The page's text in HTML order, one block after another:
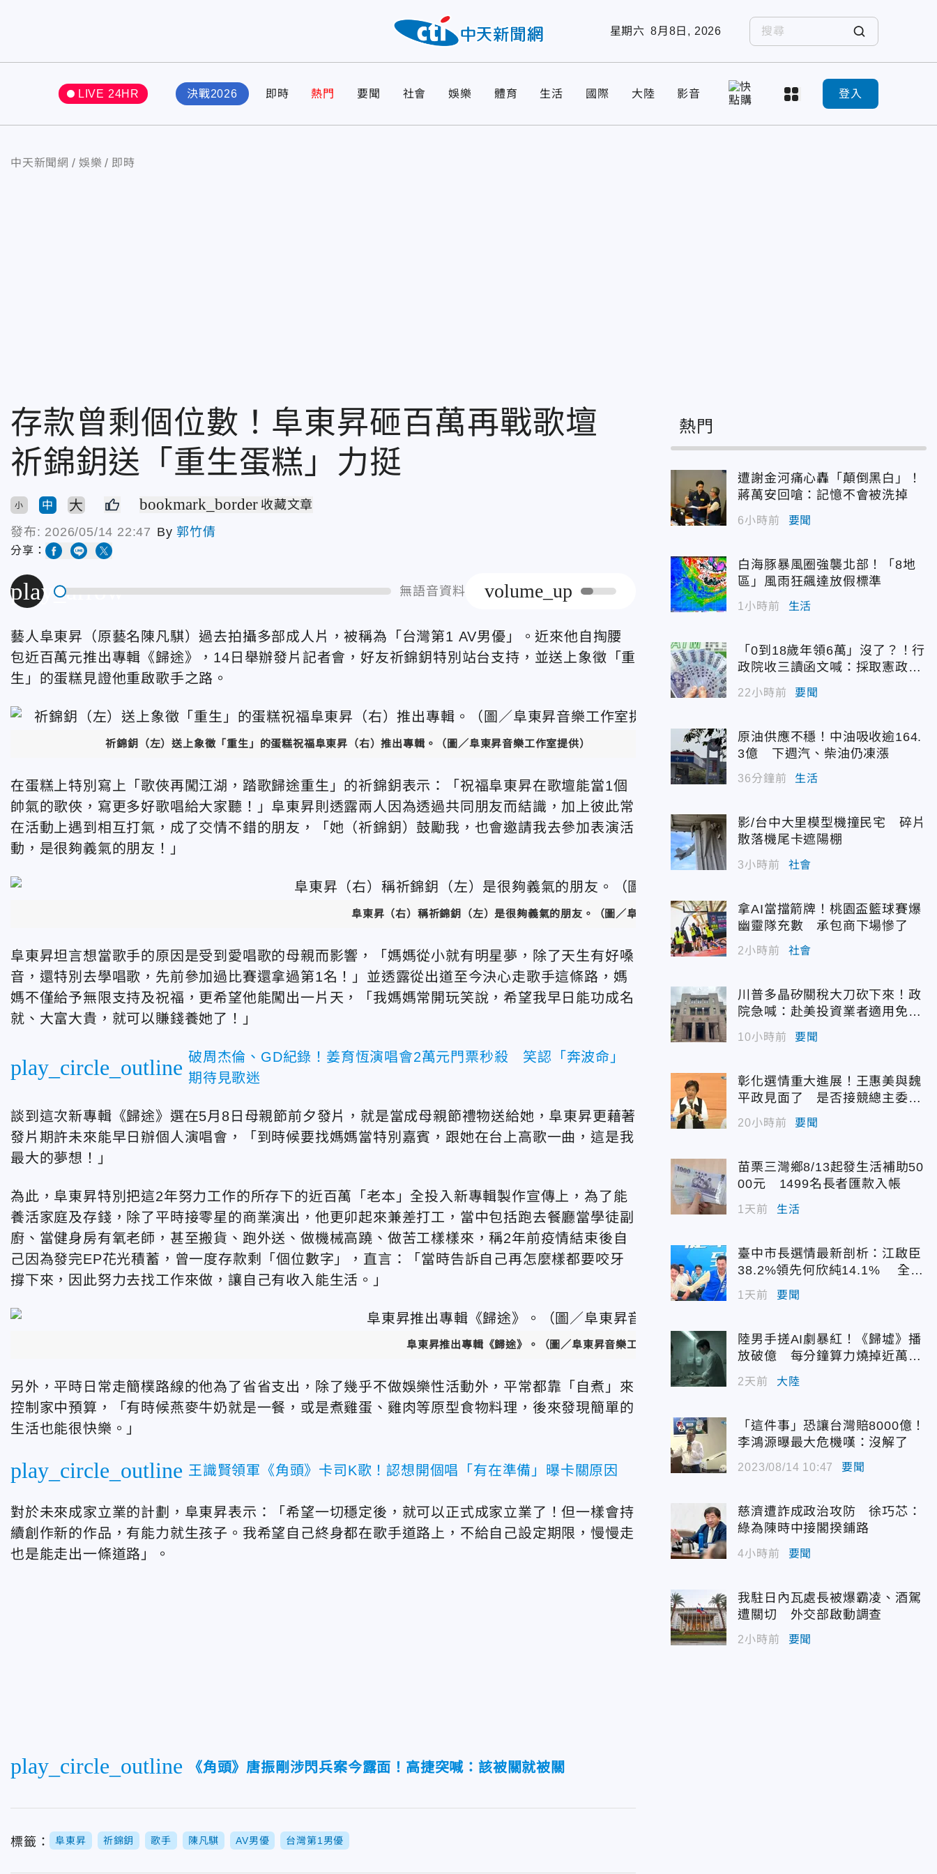
星期六 8月8日, 2026
LIVE 24HR 決戰2026 即時 熱門 要聞 社會 娛樂 體育 生活 國際 大陸 影音 登入
中天新聞網 娛樂 即時
存款曾剩個位數！阜東昇砸百萬再戰歌壇
祈錦鈅送「重生蛋糕」力挺
小 中 大 bookmark_border 收藏文章
發布: 2026/05/14 22:47 By郭竹倩
分享：
play_arrow 無語音資料 volume_up
藝人阜東昇 （原藝名陳凡騏）過去拍攝多部成人片，被稱為「台灣第1 AV男優」。近來他自掏腰
包近百萬元推出專輯《歸途》，14日舉辦發片記者會，好友祈錦鈅特別站台支持，並送上象徵「重
生」的蛋糕見證他重啟歌手之路。
祈錦鈅（左）送上象徵「重生」的蛋糕祝福阜東昇（右）推出專輯。（圖／阜東昇音樂工作室提供）
在蛋糕上特別寫上「歌俠再闖江湖，踏歌歸途重生」的祈錦鈅表示：「祝福阜東昇在歌壇能當1個
帥氣的歌俠，寫更多好歌唱給大家聽！」阜東昇則透露兩人因為透過共同朋友而結識，加上彼此常
在活動上遇到相互打氣，成了交情不錯的朋友，「她（祈錦鈅）鼓勵我，也會邀請我去參加表演活
動，是很夠義氣的朋友！」
阜東昇（右）稱祈錦鈅（左）是很夠義氣的朋友。（圖／阜東昇音樂工作室提供）
阜東昇坦言想當歌手的原因是受到愛唱歌的母親而影響，「媽媽從小就有明星夢，除了天生有好嗓
音，還特別去學唱歌，先前參加過比賽還拿過第1名！」並透露從出道至今決心走歌手這條路，媽
媽不僅給予無限支持及祝福，更希望他能闖出一片天，「我媽媽常開玩笑說，希望我早日能功成名
就、大富大貴，就可以賺錢養她了！」
play_circle_outline 破周杰倫、GD紀錄！姜育恆演唱會2萬元門票秒殺 笑認「奔波命」
期待見歌迷
談到這次新專輯《歸途》選在5月8日母親節前夕發片，就是當成母親節禮物送給她，阜東昇更藉著
發片期許未來能早日辦個人演唱會，「到時候要找媽媽當特別嘉賓，跟她在台上高歌一曲，這是我
最大的夢想！」
為此， 阜東昇特別把這2年努力工作的所存下的近百萬「老本」全投入新專輯製作宣傳上，為了能
養活家庭及存錢，除了平時接零星的商業演出，他更卯起來兼差打工，當中包括跑去餐廳當學徒副
廚、當健身房有氧老師，甚至搬貨、跑外送、做機械高蹺、 做苦工樣樣來，稱2年前疫情結束後自
己因為發完EP花光積蓄，曾一度存款剩「個位數字」，直言：「當時告訴自己再怎麼樣都要咬牙
撐下來，因此努力去找工作來做，讓自己有收入能生活。」
阜東昇推出專輯《歸途》。（圖／阜東昇音樂工作室提供）
另外，平時日常走簡樸路線的他為了省省支出，除了幾乎不做娛樂性活動外，平常都靠「自煮」來
控制家中預算，「有時候燕麥牛奶就是一餐，或是煮雞蛋、雞肉等原型食物料理，後來發現簡單的
生活也能很快樂。」
play_circle_outline 王識賢領軍《角頭》卡司K歌！認想開個唱「有在準備」曝卡關原因
對於未來成家立業的計劃，阜東昇表示：「希望一切穩定後，就可以正式成家立業了！但一樣會持
續創作新的作品，有能力就生孩子。我希望自己終身都在歌手道路上，不給自己設定期限，慢慢走
也是能走出一條道路」。
play_circle_outline 《角頭》唐振剛涉閃兵案今露面！高捷突喊：該被關就被關
標籤： 阜東昇 祈錦鈅 歌手 陳凡騏 AV男優 台灣第1男優
熱門
遭謝金河痛心轟「顛倒黑白」！
蔣萬安回嗆：記憶不會被洗掉
6小時前 要聞
白海豚暴風圈強襲北部！「8地
區」風雨狂飆達放假標準
1小時前 生活
「0到18歲年領6萬」沒了？！行
政院收三讀函文喊：採取憲政作
22小時前 要聞
原油供應不穩！中油吸收逾164.
3億 下週汽、柴油仍凍漲
36分鐘前 生活
影/台中大里模型機撞民宅 碎片
散落機尾卡遮陽棚
3小時前 社會
拿AI當擋箭牌！桃園盃籃球賽爆
幽靈隊充數 承包商下場慘了
2小時前 社會
川普多晶矽關稅大刀砍下來！政
院急喊：赴美投資業者適用免稅
配額
10小時前 要聞
彰化選情重大進展！王惠美與魏
平政見面了 是否接競總主委態
度曝光
20小時前 要聞
苗栗三灣鄉8/13起發生活補助50
00元 1499名長者匯款入帳
1天前 生活
臺中市長選情最新剖析：江啟臣
38.2%領先何欣純14.1% 全世
代支持度全面居首
1天前 要聞
陸男手搓AI劇暴紅！《歸墟》播
放破億 每分鐘算力燒掉近萬台
2天前 大陸
「這件事」恐讓台灣賠8000億！
李鴻源曝最大危機嘆：沒解了
2023/08/14 10:47 要聞
慈濟遭詐成政治攻防 徐巧芯：
綠為陳時中接閣揆鋪路
4小時前 要聞
我駐日內瓦處長被爆霸凌、酒駕
遭關切 外交部啟動調查
2小時前 要聞